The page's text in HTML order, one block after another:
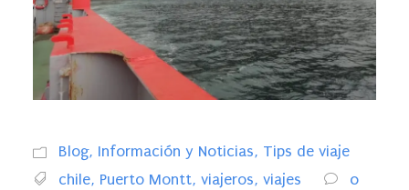
Blog, Información y Noticias, Tips de viaje
chile, Puerto Montt, viajeros, viajes 0